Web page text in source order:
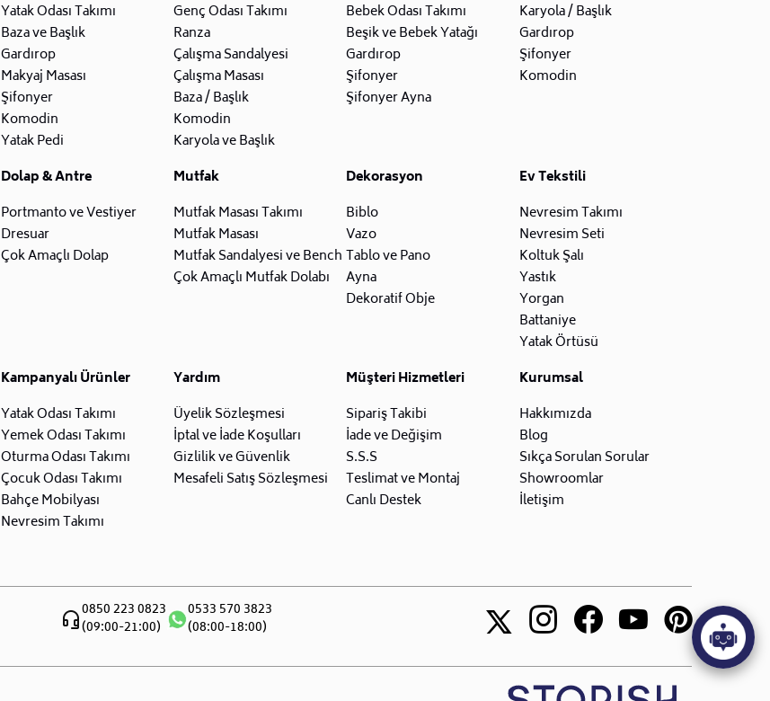
Yatak Odası Takımı
Baza ve Başlık
Gardırop
Makyaj Masası
Şifonyer
Komodin
Yatak Pedi
Genç Odası Takımı
Ranza
Çalışma Sandalyesi
Çalışma Masası
Baza / Başlık
Komodin
Karyola ve Başlık
Bebek Odası Takımı
Beşik ve Bebek Yatağı
Gardırop
Şifonyer
Şifonyer Ayna
Karyola / Başlık
Gardırop
Şifonyer
Komodin
Dolap & Antre
Portmanto ve Vestiyer
Dresuar
Çok Amaçlı Dolap
Mutfak
Mutfak Masası Takımı
Mutfak Masası
Mutfak Sandalyesi ve Bench
Çok Amaçlı Mutfak Dolabı
Dekorasyon
Biblo
Vazo
Tablo ve Pano
Ayna
Dekoratif Obje
Ev Tekstili
Nevresim Takımı
Nevresim Seti
Koltuk Şalı
Yastık
Yorgan
Battaniye
Yatak Örtüsü
Kampanyalı Ürünler
Yatak Odası Takımı
Yemek Odası Takımı
Oturma Odası Takımı
Çocuk Odası Takımı
Bahçe Mobilyası
Nevresim Takımı
Yardım
Üyelik Sözleşmesi
İptal ve İade Koşulları
Gizlilik ve Güvenlik
Mesafeli Satış Sözleşmesi
Müşteri Hizmetleri
Sipariş Takibi
İade ve Değişim
S.S.S
Teslimat ve Montaj
Canlı Destek
Kurumsal
Hakkımızda
Blog
Sıkça Sorulan Sorular
Showroomlar
İletişim
0850 223 0823
(09:00-21:00)
0533 570 3823
(08:00-18:00)